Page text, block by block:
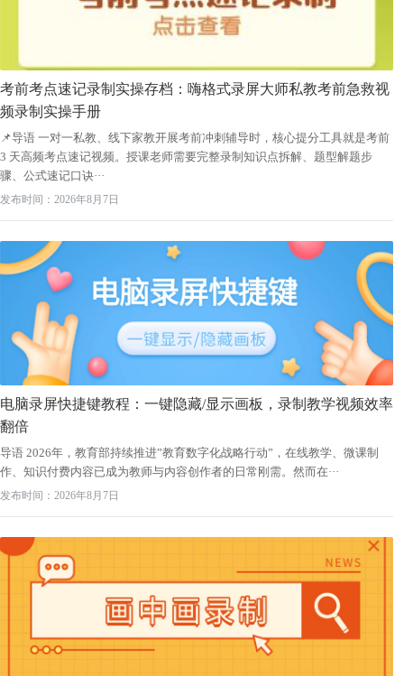
考前考点速记录制实操存档：嗨格式录屏大师私教考前急救视
频录制实操手册
📌导语 一对一私教、线下家教开展考前冲刺辅导时，核心提分工具就是考前
3 天高频考点速记视频。授课老师需要完整录制知识点拆解、题型解题步
骤、公式速记口诀···
发布时间：2026年8月7日
电脑录屏快捷键教程：一键隐藏/显示画板，录制教学视频效率
翻倍
导语 2026年，教育部持续推进”教育数字化战略行动”，在线教学、微课制
作、知识付费内容已成为教师与内容创作者的日常刚需。然而在···
发布时间：2026年8月7日